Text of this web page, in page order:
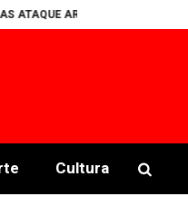
EN PALENQUE
Cultura